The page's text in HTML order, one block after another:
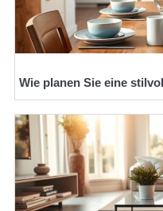
Wie planen Sie eine